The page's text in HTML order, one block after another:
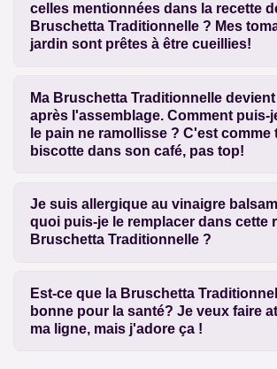
celles mentionnées dans la recette
Bruschetta Traditionnelle ? Mes
jardin sont prêtes à être cueillies!
Ma Bruschetta Traditionnelle
après l'assemblage. Comment puis-
le pain ne ramollisse ? C'est comme
biscotte dans son café, pas top!
Je suis allergique au vinaigre
quoi puis-je le remplacer dans cette
Bruschetta Traditionnelle ?
Est-ce que la Bruschetta
bonne pour la santé? Je veux faire
ma ligne, mais j'adore ça !